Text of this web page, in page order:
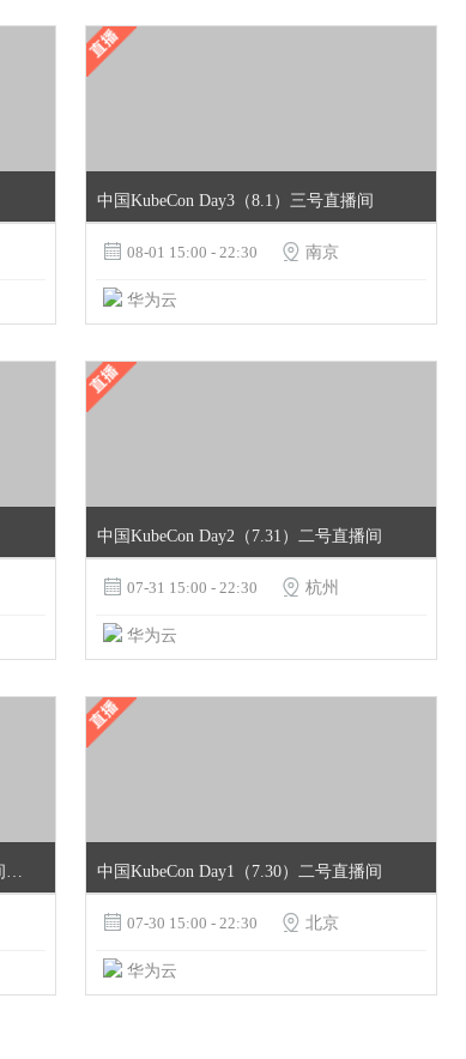
中国KubeCon Day3（8.1）三号直播间
 08-01 15:00 - 22:30  南京
华为云
中国KubeCon Day2（7.31）二号直播间
 07-31 15:00 - 22:30  杭州
华为云
中国KubeCon Day 2（7.31）一号直播间+MindSpore与云原生专场 中国KubeCon Day1（7.30）二号直播间
 07-30 15:00 - 22:30  北京
华为云